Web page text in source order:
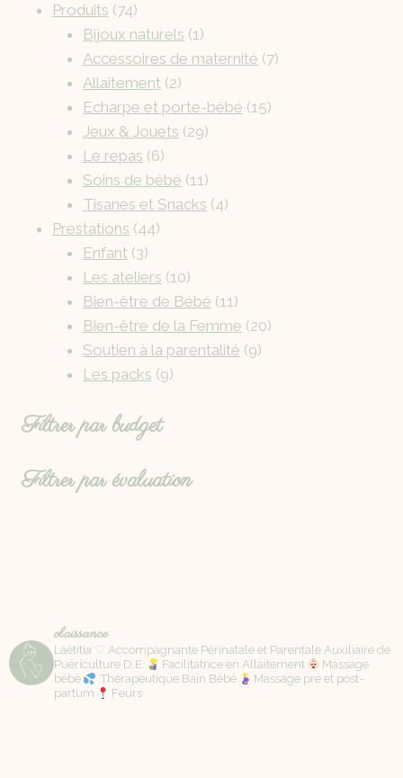
Produits 74
Bijoux naturels 1
Accessoires de maternité 7
Allaitement 2
Echarpe et porte-bébé 15
Jeux & Jouets 29
Le repas 6
Soins de bébé 11
Tisanes et Snacks 4
Prestations 44
Enfant 3
Les ateliers 10
Bien-être de Bébé 11
Bien-être de la Femme 20
Soutien à la parentalité 9
Les packs 9
Filtrer par budget
Filtrer par évaluation
olaissance
Laëtitia ♡ Accompagnante Périnatale et Parentale Auxiliaire de
Puériculture D.E.
Facilitatrice en Allaitement
Massage
bébé
Thérapeutique Bain Bébé
Massage pré et post-
partum
Feurs